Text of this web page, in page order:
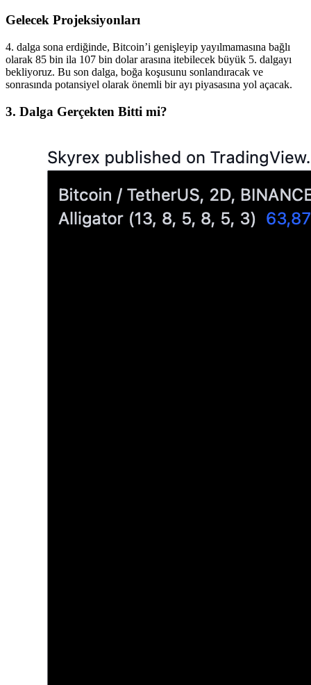
Gelecek Projeksiyonları
4. dalga sona erdiğinde, Bitcoin’i genişleyip yayılmamasına bağlı
olarak 85 bin ila 107 bin dolar arasına itebilecek büyük 5. dalgayı
bekliyoruz. Bu son dalga, boğa koşusunu sonlandıracak ve
sonrasında potansiyel olarak önemli bir ayı piyasasına yol açacak.
3. Dalga Gerçekten Bitti mi?